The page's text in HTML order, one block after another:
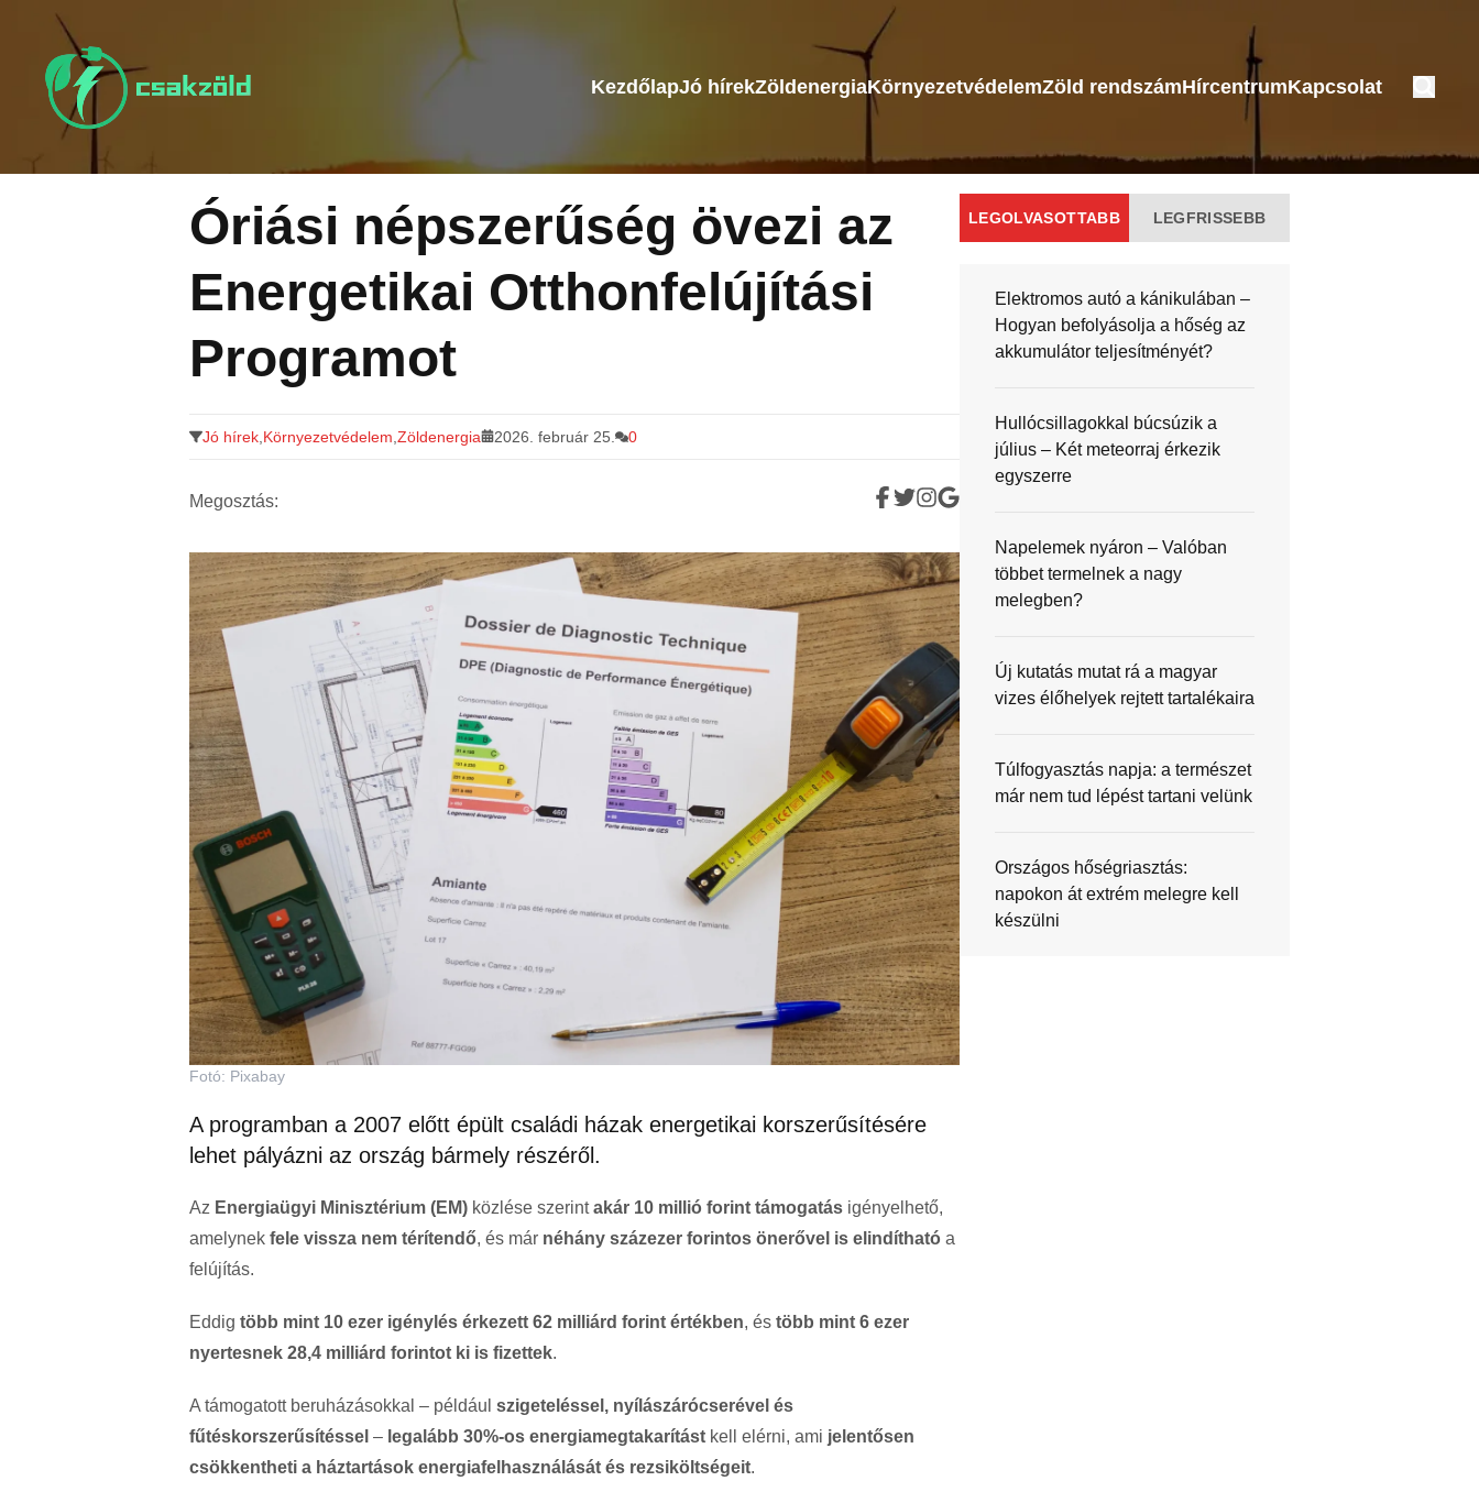
a
KezdőlapJó hírekZöldenergiaKörnyezetvédelemZöld rendszámHírcentrumKapcsolat
Óriási népszerűség övezi az
Energetikai Otthonfelújítási
Programot
Jó hírek Környezetvédelem Zöldenergia 2026. február 25. 0
Megosztás:
Fotó: Pixabay
A programban a 2007 előtt épült családi házak energetikai korszerűsítésére
lehet pályázni az ország bármely részéről.
Az Energiaügyi Minisztérium (EM) közlése szerintakár 10 millió forint támogatás igényelhető,
amelynek fele vissza nem térítendő, és már néhány százezer forintos önerővel is elindítható a
felújítás.
Eddig több mint 10 ezer igénylés érkezett 62 milliárd forint értékben, és több mint 6 ezer
nyertesnek 28,4 milliárd forintot ki is fizettek.
A támogatott beruházásokkal – például szigeteléssel, nyílászárócserével és
fűtéskorszerűsítéssel – legalább 30%-os energiamegtakarítást kell elérni, ami jelentősen
csökkentheti a háztartások energiafelhasználását és rezsiköltségeit.
LEGOLVASOTTABB LEGFRISSEBB
Elektromos autó a kánikulában –
Hogyan befolyásolja a hőség az
akkumulátor teljesítményét?
Hullócsillagokkal búcsúzik a
július – Két meteorraj érkezik
egyszerre
Napelemek nyáron – Valóban
többet termelnek a nagy
melegben?
Új kutatás mutat rá a magyar
vizes élőhelyek rejtett tartalékaira
Túlfogyasztás napja: a természet
már nem tud lépést tartani velünk
Országos hőségriasztás:
napokon át extrém melegre kell
készülni